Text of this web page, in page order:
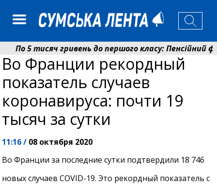
По 5 тисяч гривень до першого класу: Пенсійний
Ніколаєнко: у Сумах погодили 115 компенсацій на
Во Франции рекордный
показатель случаев
коронавируса: почти 19
тысяч за сутки
11:16 / 08 октября 2020
Во Франции за последние сутки подтвердили 18 746
новых случаев COVID-19. Это рекордный показатель с